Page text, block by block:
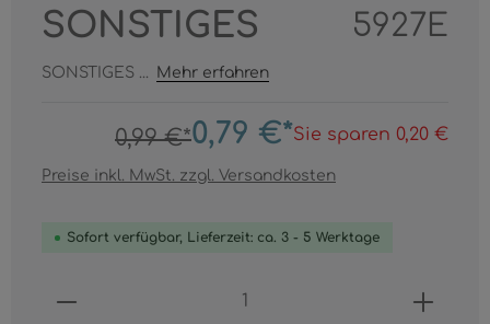
SONSTIGES 5927E
SONSTIGES ... Mehr erfahren
0,99 €*0,79 €*Sie sparen 0,20 €
Preise inkl. MwSt. zzgl. Versandkosten
Sofort verfügbar, Lieferzeit: ca. 3 - 5 Werktage
Produkt Anzahl: Gib den